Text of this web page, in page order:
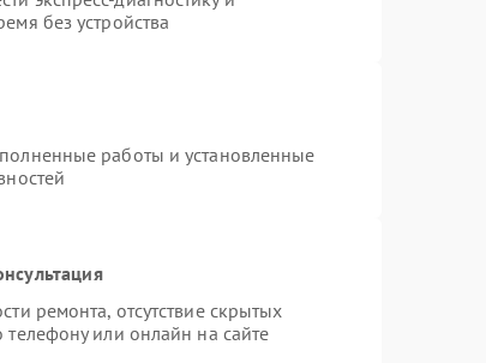
без устройства
работы и установленные
ремонта, отсутствие скрытых
или онлайн на сайте